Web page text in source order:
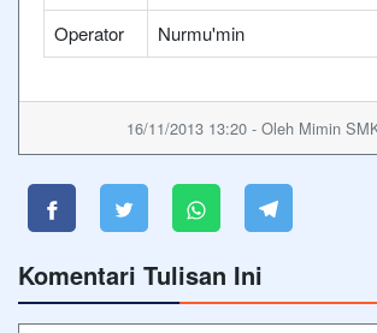
Operator
Nurmu'min
16/11/2013 13:20 - Oleh Mimin
Komentari Tulisan Ini